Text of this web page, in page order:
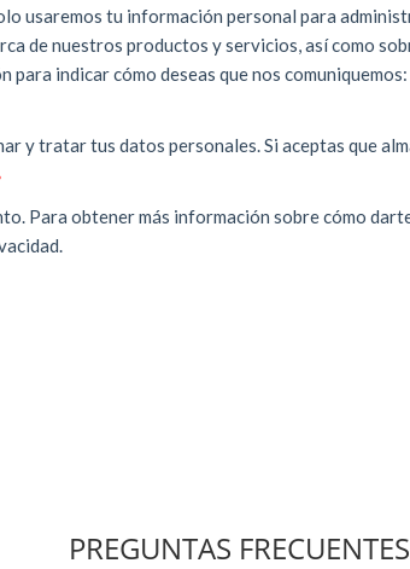
PREGUNTAS FRECUENTES